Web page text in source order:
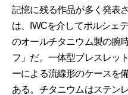
記憶に残る作品が多く発表
は、IWCを介してポルシェ
のオールチタニウム製の腕
フ」だ。一体型ブレスレッ
ーによる流線形のケースを
ある。チタニウムはステン